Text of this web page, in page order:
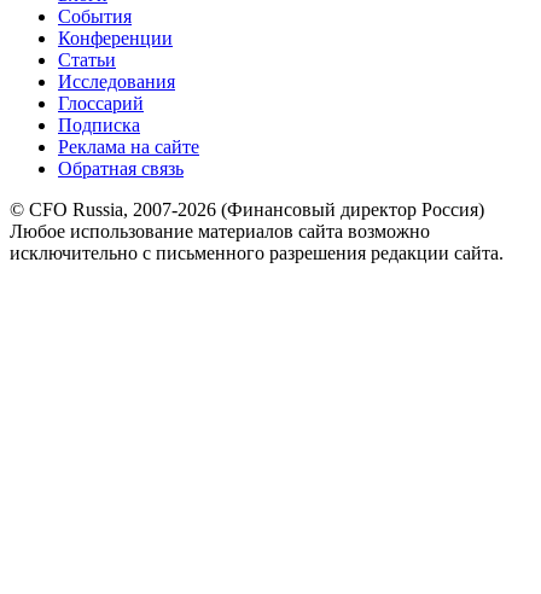
События
Конференции
Статьи
Исследования
Глоссарий
Подписка
Реклама на сайте
Обратная связь
© CFO Russia, 2007-2026 (Финансовый директор Россия)
Любое использование материалов сайта возможно
исключительно с письменного разрешения редакции сайта.